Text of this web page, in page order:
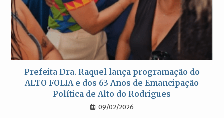
Prefeita Dra. Raquel lança programação do
ALTO FOLIA e dos 63 Anos de Emancipação
Política de Alto do Rodrigues
09/02/2026